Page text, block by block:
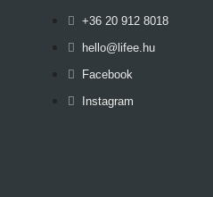
+36 20 912 8018
hello@lifee.hu
Facebook
Instagram